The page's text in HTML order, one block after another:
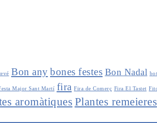
Bon any bones festes Bon Nadal
Major Sant Martí fira Fira de Comerç Fira El Tastet
aromàtiques Plantes remeieres